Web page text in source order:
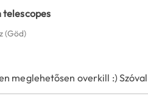
(Göd)
meglehetősen overkill :)